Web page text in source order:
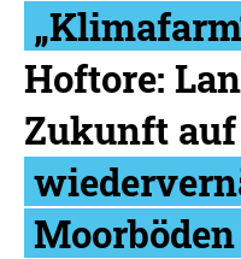
Hoftore:
Zukunft auf
Moorböden